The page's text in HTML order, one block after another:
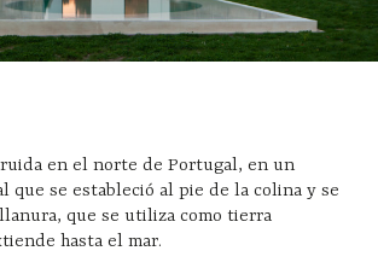
en el norte de Portugal, en un
que se estableció al pie de la colina y se
que se utiliza como tierra
hasta el mar.